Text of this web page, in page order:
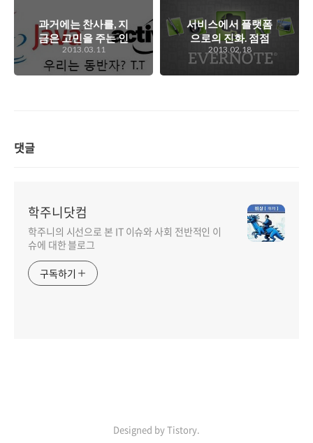
사이클을 경험하는
것은 나쁘지 않은
데..
과거에는 찬사를, 지
금은 고민을 주는 인
터넷 기술이 된
ActiveX와 Java.
2013.03.11
서비스에서 플랫폼
으로의 진화. 점점
작아지고 있는 플랫
폼의 개념을 이해한
다면 과거보다는 쉽
2013.02.18
댓글
학주니닷컴
학주니의 시선으로 본 IT 이슈와 사회 전반적인 이
슈에 대한 블로그
구독하기
Designed by Tistory.